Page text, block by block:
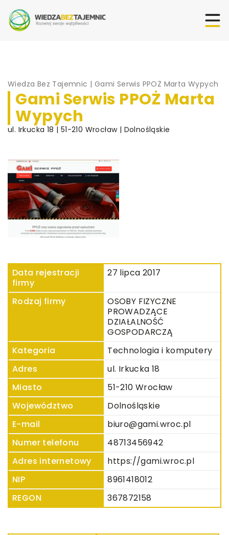
Wiedza Bez Tajemnic | Gami Serwis PPOŻ Marta Wypych
Gami Serwis PPOŻ Marta
Wypych
ul. Irkucka 18 | 51-210 Wrocław | Dolnośląskie
Data rejestracji
firmy
27 lipca 2017
Rodzaj firmy
OSOBY FIZYCZNE
PROWADZĄCE
DZIAŁALNOŚĆ
GOSPODARCZĄ
Kategoria
Technologia i komputery
Adres
ul. Irkucka 18
Miasto
51-210 Wrocław
Województwo
Dolnośląskie
E-mail
biuro@gami.wroc.pl
Numer telefonu
48713456942
Adres internetowy
https://gami.wroc.pl
NIP
8961418012
REGON
367872158